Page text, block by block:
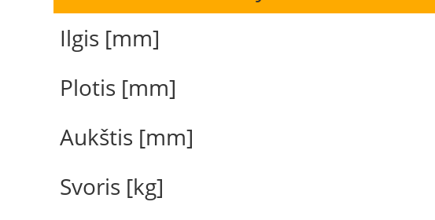
Ilgis [mm]
Plotis [mm]
Aukštis [mm]
Svoris [kg]